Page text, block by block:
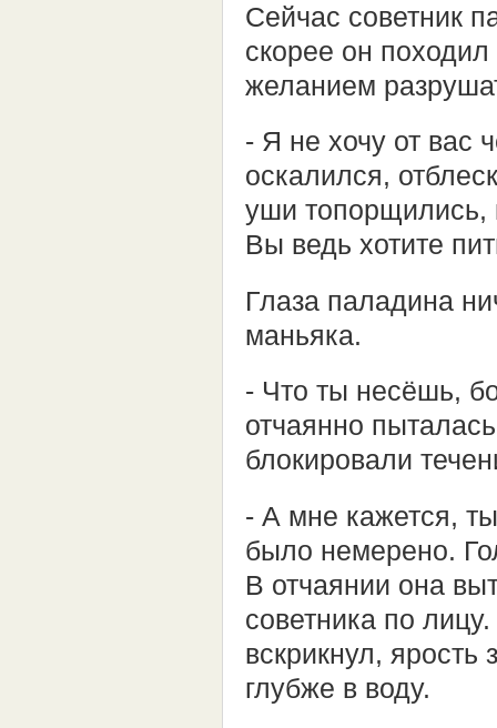
Сейчас советник
скорее он
желанием
- Я не хочу от вас
оскалился,
уши топорщились,
Вы ведь хотите
Глаза паладина
маньяка.
- Что ты несёшь,
отчаянно
блокировали
- А мне кажется,
было немерено.
В отчаянии она
советника по
вскрикнул,
глубже в воду.